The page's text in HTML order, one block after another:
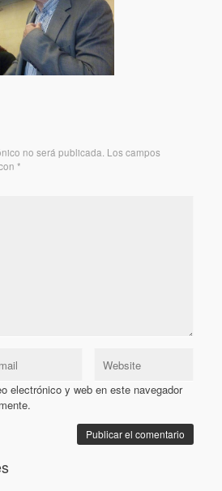
no será publicada. Los campos
*
electrónico y web en este navegador